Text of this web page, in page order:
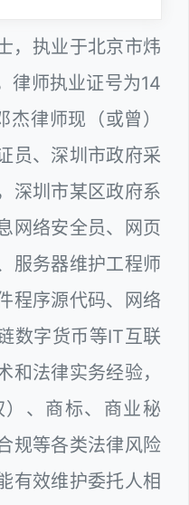
，执业于北京市炜
律师执业证号为14
律师现（或曾）
员、深圳市政府采
深圳市某区政府系
网络安全员、网页
服务器维护工程师
程序源代码、网络
数字货币等IT互联
和法律实务经验，
、商标、商业秘
规等各类法律风险
有效维护委托人相